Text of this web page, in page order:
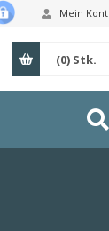
Mein
(0) Stk.